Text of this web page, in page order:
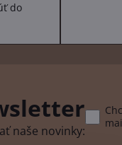
do
naše novinky: